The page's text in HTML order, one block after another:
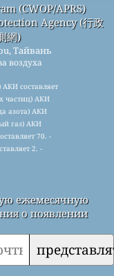
(CWOP/APRS)
Agency (行政
網)
Тайвань
воздуха
составляет
частиц) АКИ
азота) АКИ
газ) АКИ
70. -
2. -
ежемесячную
о появлении